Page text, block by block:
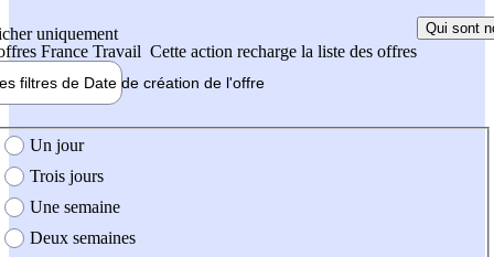
uniquement
France Travail Cette action recharge la liste des offres
Qui sont
filtres de Date de création de l'offre
création de l'offre
Un jour
Trois jours
Une semaine
Deux semaines